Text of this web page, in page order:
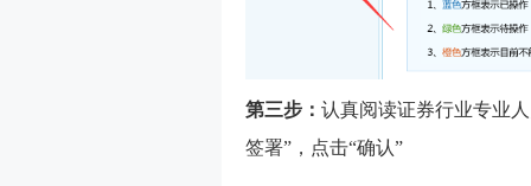
第三步： 认真阅读证券行业专业
签署”，点击“确认”